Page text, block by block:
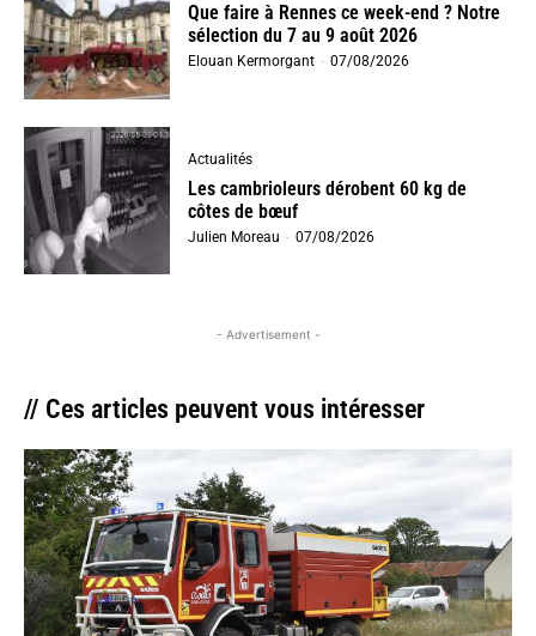
Que faire à Rennes ce week-end ? Notre
sélection du 7 au 9 août 2026
Elouan Kermorgant - 07/08/2026
Actualités
Les cambrioleurs dérobent 60 kg de
côtes de bœuf
Julien Moreau - 07/08/2026
- Advertisement -
// Ces articles peuvent vous intéresser